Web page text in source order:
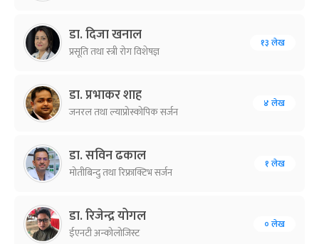
डा. दिजा खनाल
प्रसूति तथा स्त्री रोग विशेषज्ञ
१३ लेख
डा. प्रभाकर शाह
जनरल तथा ल्याप्रोस्कोपिक सर्जन
४ लेख
डा. सविन ढकाल
मोतीबिन्दु तथा रिफ्राक्टिभ सर्जन
१ लेख
डा. रिजेन्द्र योगल
ईएनटी अन्कोलोजिस्ट
० लेख